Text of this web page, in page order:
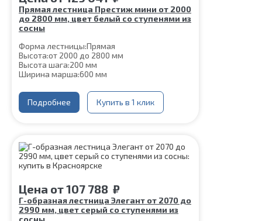
Прямая лестница Престиж мини от 2000
до 2800 мм, цвет белый со ступенями из
сосны
Форма лестницы:Прямая
Высота:от 2000 до 2800 мм
Высота шага:200 мм
Ширина марша:600 мм
Толщина ступени:40 мм
Угол наклона:
Глубина ступени:
300 мм
Срок гарантии (на металлокаркас): 25 лет
Подробнее Купить в 1 клик
Цена от107 788 ₽
Г-образная лестница Элегант от 2070 до
2990 мм, цвет серый со ступенями из
сосны